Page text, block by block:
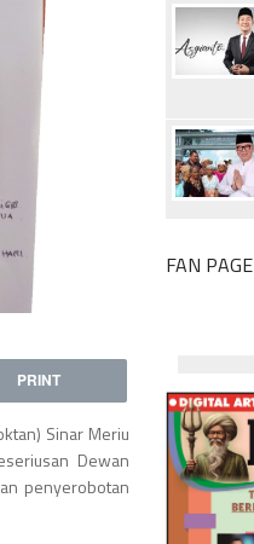
PRINT
Sinar Meriu
Dewan
penyerobotan
FAN PAGE